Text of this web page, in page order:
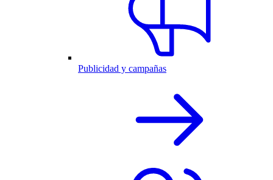
Publicidad y campañas